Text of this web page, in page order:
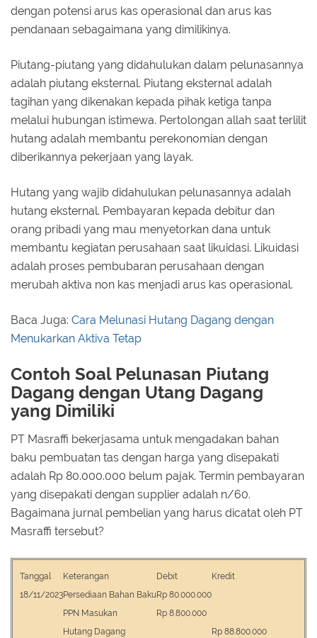
dengan potensi arus kas operasional dan arus kas
pendanaan sebagaimana yang dimilikinya.
Piutang-piutang yang didahulukan dalam pelunasannya
adalah piutang eksternal. Piutang eksternal adalah
tagihan yang dikenakan kepada pihak ketiga tanpa
melalui hubungan istimewa. Pertolongan allah saat terlilit
hutang adalah membantu perekonomian dengan
diberikannya pekerjaan yang layak.
Hutang yang wajib didahulukan pelunasannya adalah
hutang eksternal. Pembayaran kepada debitur dan
orang pribadi yang mau menyetorkan dana untuk
membantu kegiatan perusahaan saat likuidasi. Likuidasi
adalah proses pembubaran perusahaan dengan
merubah aktiva non kas menjadi arus kas operasional.
Baca Juga: Cara Melunasi Hutang Dagang dengan
Menukarkan Aktiva Tetap
Contoh Soal Pelunasan Piutang
Dagang dengan Utang Dagang
yang Dimiliki
PT Masraffi bekerjasama untuk mengadakan bahan
baku pembuatan tas dengan harga yang disepakati
adalah Rp 80.000.000 belum pajak. Termin pembayaran
yang disepakati dengan supplier adalah n/60.
Bagaimana jurnal pembelian yang harus dicatat oleh PT
Masraffi tersebut?
Tanggal Keterangan Debit
Kredit
18/11/2023Persediaan Bahan BakuRp 80.000.000
PPN Masukan
Rp 8.800.000
Hutang Dagang
Rp 88.800.000